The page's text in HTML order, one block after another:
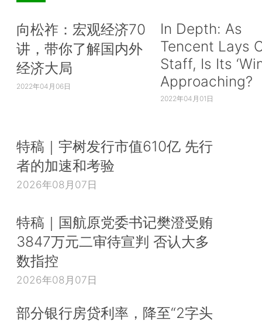
向松祚：宏观经济70
讲，带你了解国内外
经济大局
2022年04月06日
In Depth: As
Tencent Lays
Staff, Is Its
Approaching?
2022年04月01日
特稿｜宇树发行市值610亿 先行
者的加速和考验
2026年08月07日
特稿｜国航原党委书记樊澄受贿
3847万元二审待宣判 否认大多
数指控
2026年08月07日
部分银行房贷利率，降至“2字头